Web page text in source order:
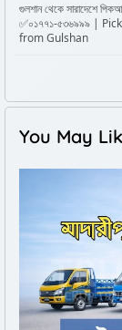
গুলশান থেকে সারাদেশে
✅০১৭৭১-৫৩৬৯৯৯ |
from Gulshan
You May